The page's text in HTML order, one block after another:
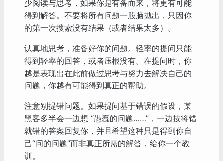
少阅读与思考，如果你是有备而来，将更有可能
得到解答。不要将所有问题一股脑抛出，只因你
的第一次搜索没有结果（或者结果太多）。
认真地思考，准备好你的问题。轻率的提问只能
得到轻率的回答，或者压根没有。在提问时，你
越是表现出在此前做过思考与努力去解决自己的
问题，你越有可能得到真正的帮助。
注意别提错问题。如果提问基于错误的假设，某
黑客多半会一边想 “愚蠢的问题……”，一边按将错
就错的答案回复你，并且希望这种只是得到你自
己“问的问题”而非真正所需的解答，给你一个教
训。